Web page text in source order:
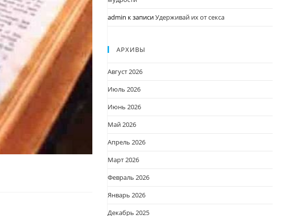
admin к записиУдерживай их от секса
АРХИВЫ
Август 2026
Июль 2026
Июнь 2026
Май 2026
Апрель 2026
Март 2026
Февраль 2026
Январь 2026
Декабрь 2025